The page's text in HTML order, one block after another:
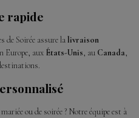
rapide
de Soirée assure lalivraison
Europe, aux États-Unis, au Canada,
ou de soirée ? Notre équipe est à